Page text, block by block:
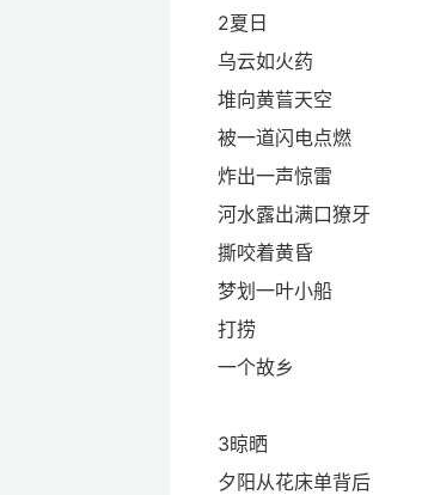
2夏日
乌云如火药
堆向黄𦮂天空
被一道闪电点燃
炸出一声惊雷
河水露出满口獠牙
撕咬着黄昏
梦划一叶小船
打捞
一个故乡
3晾晒
夕阳从花床单背后